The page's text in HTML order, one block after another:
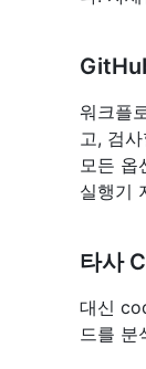
워크플
고, 검
모든 옵
실행기
타사
대신
드를